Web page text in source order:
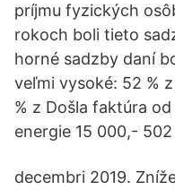
príjmu fyzických
rokoch boli tieto
horné sadzby daní
veľmi vysoké: 52 %
% z Došla faktúra
energie 15 000,- 502
decembri 2019.